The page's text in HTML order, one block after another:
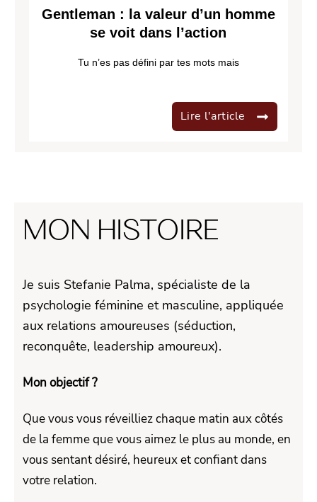
Gentleman : la valeur d’un homme
se voit dans l’action
Tu n’es pas défini par tes mots mais
Lire l'article
MON HISTOIRE
Je suis Stefanie Palma, spécialiste de la
psychologie féminine et masculine, appliquée
aux relations amoureuses (séduction,
reconquête, leadership amoureux).
Mon objectif ?
Que vous vous réveilliez chaque matin aux côtés
de la femme que vous aimez le plus au monde, en
vous sentant désiré, heureux et confiant dans
votre relation.